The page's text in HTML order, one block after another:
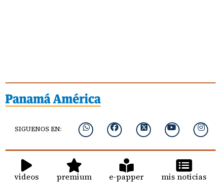
SIGUENOS EN:
videos premium e-papper mis noticias